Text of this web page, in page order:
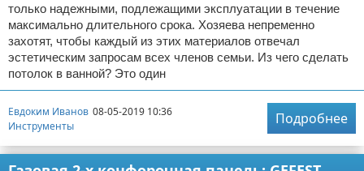
только надежными, подлежащими эксплуатации в течение
максимально длительного срока. Хозяева непременно
захотят, чтобы каждый из этих материалов отвечал
эстетическим запросам всех членов семьи. Из чего сделать
потолок в ванной? Это один
Евдоким Иванов 08-05-2019 10:36
Инструменты
Подробнее